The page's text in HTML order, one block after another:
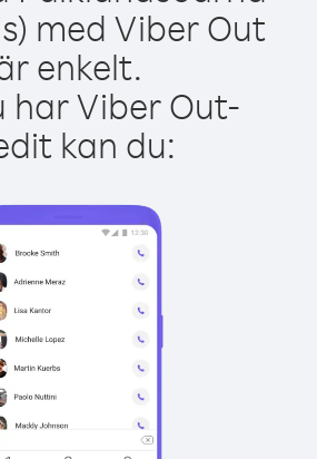
med Viber Out
enkelt.
har Viber Out-
kan du: